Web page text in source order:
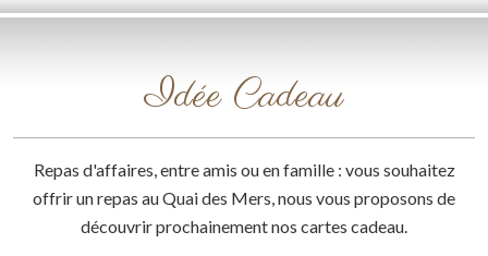
Idée Cadeau
Repas d'affaires, entre amis ou en famille : vous souhaitez
offrir un repas au Quai des Mers, nous vous proposons de
découvrir prochainement nos cartes cadeau.